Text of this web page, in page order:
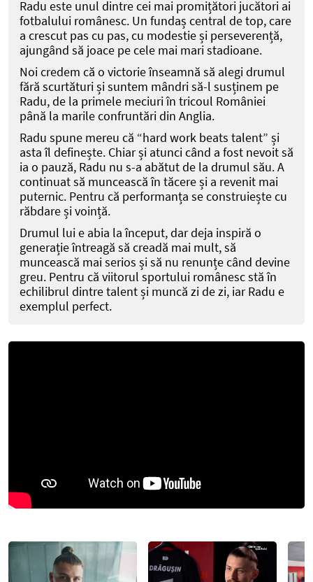
Radu este unul dintre cei mai promițători jucători ai
fotbalului românesc. Un fundaș central de top, care
a crescut pas cu pas, cu modestie și perseverență,
ajungând să joace pe cele mai mari stadioane.
Noi credem că o victorie înseamnă să alegi drumul
fără scurtături și suntem mândri să-l susținem pe
Radu, de la primele meciuri în tricoul României
până la marile confruntări din Anglia.
Radu spune mereu că “hard work beats talent” și
asta îl definește. Chiar și atunci când a fost nevoit să
ia o pauză, Radu nu s-a abătut de la drumul său. A
continuat să muncească în tăcere și a revenit mai
puternic. Pentru că performanța se construiește cu
răbdare și voință.
Drumul lui e abia la început, dar deja inspiră o
generație întreagă să creadă mai mult, să
muncească mai serios și să nu renunțe când devine
greu. Pentru că viitorul sportului românesc stă în
echilibrul dintre talent și muncă zi de zi, iar Radu e
exemplul perfect.